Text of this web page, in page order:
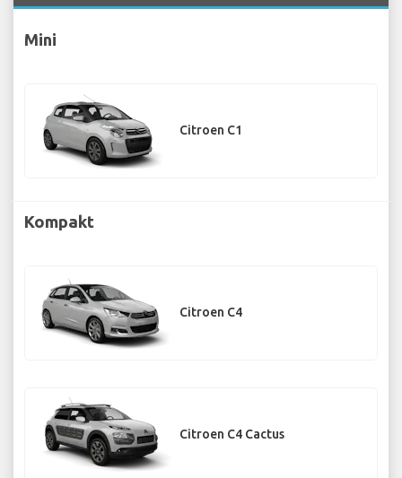
Mini
Citroen C1
Kompakt
Citroen C4
Citroen C4 Cactus